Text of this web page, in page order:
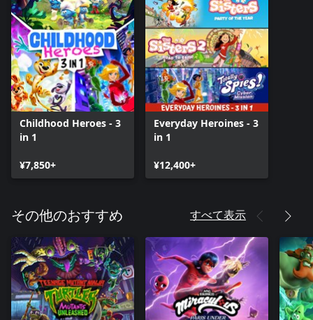
Childhood Heroes - 3
in 1
¥7,850+
Everyday Heroines - 3
in 1
¥12,400+
その他のおすすめ すべて表示